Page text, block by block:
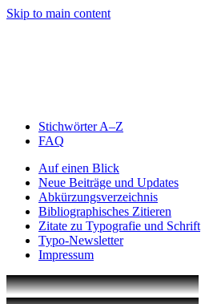
Skip to main content
Stichwörter A–Z
FAQ
Auf einen Blick
Neue Beiträge und Updates
Abkürzungsverzeichnis
Bibliographisches Zitieren
Zitate zu Typografie und Schrift
Typo-Newsletter
Impressum